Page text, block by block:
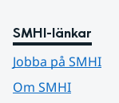
SMHI-länkar
Jobba på SMHI
Om SMHI